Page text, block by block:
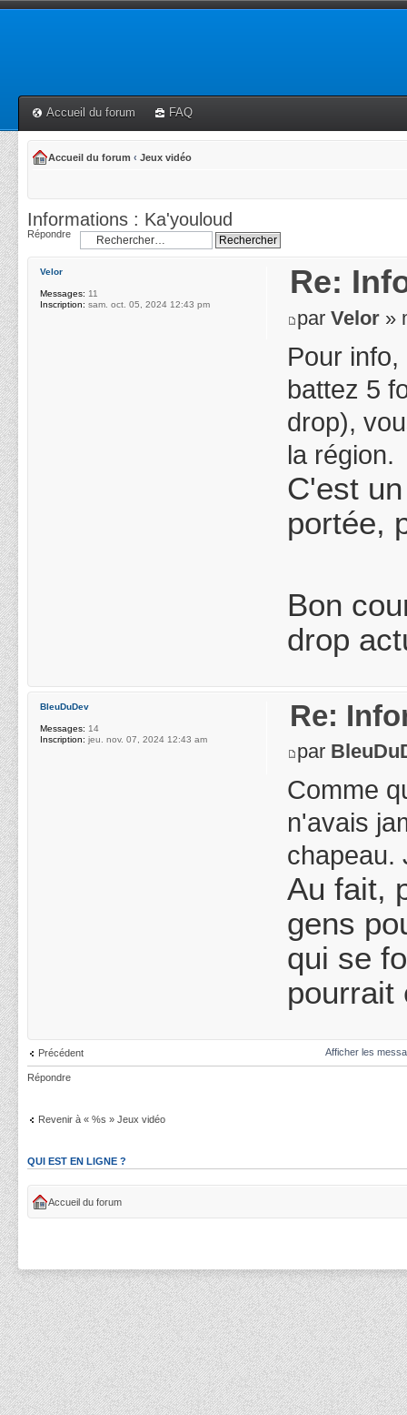
Accueil du forum FAQ
Accueil du forum ‹ Jeux vidéo
Informations : Ka'youloud
Répondre
Re:
parVelor »
Pour
battez 5
drop),
la région.
C'est
portée,
Bon
drop
Velor
Messages: 11
Inscription: sam. oct. 05, 2024 12:43 pm
Re:
par
Comme
n'avais
chapeau.
Au fait,
gens
qui se
pourrait
BleuDuDev
Messages: 14
Inscription: jeu. nov. 07, 2024 12:43 am
Précédent Afficher les
Répondre
Revenir à « %s » Jeux vidéo
QUI EST EN LIGNE ?
Accueil du forum